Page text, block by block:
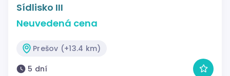
Sídlisko III
Neuvedená cena
Prešov (+13.4 km)
5 dní